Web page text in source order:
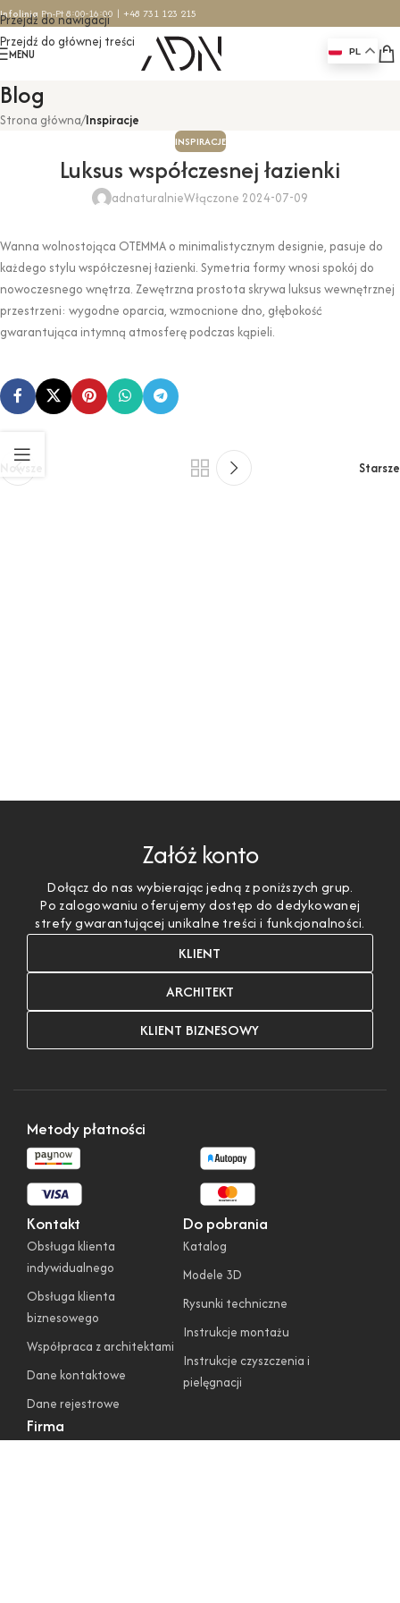
Przejdź do nawigacji
Przejdź do głównej treści
Infolinia Pn-Pt 8:00-16:00 | +48 731 123 215
MENU PL
Blog
Strona główna/Inspiracje
INSPIRACJE
Luksus współczesnej łazienki
adnaturalnieWłączone 2024-07-09
Wanna wolnostojąca OTEMMA o minimalistycznym designie, pasuje do
każdego stylu współczesnej łazienki. Symetria formy wnosi spokój do
nowoczesnego wnętrza. Zewętrzna prostota skrywa luksus wewnętrznej
przestrzeni: wygodne oparcia, wzmocnione dno, głębokość
gwarantująca intymną atmosferę podczas kąpieli.
Starsze
Załóż konto
Dołącz do nas wybierając jedną z poniższych grup.
Po zalogowaniu oferujemy dostęp do dedykowanej
strefy gwarantującej unikalne treści i funkcjonalności.
KLIENT
ARCHITEKT
KLIENT BIZNESOWY
Firma
Kontakt
Obsługa klienta
indywidualnego
Obsługa klienta
biznesowego
Współpraca z architektami
Dane kontaktowe
Dane rejestrowe
Do pobrania
Katalog
Modele 3D
Rysunki techniczne
Instrukcje montażu
Instrukcje czyszczenia i
pielęgnacji
Metody płatności